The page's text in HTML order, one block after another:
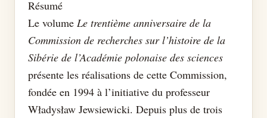
Résumé
Le volume Le trentième anniversaire de la
Commission de recherches sur l’histoire de la
Sibérie de l’Académie polonaise des sciences
présente les réalisations de cette Commission,
fondée en 1994 à l’initiative du professeur
Władysław Jewsiewicki. Depuis plus de trois